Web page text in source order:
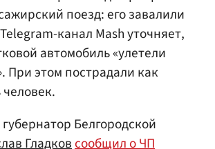
поезд: его завалили
канал Mash уточняет,
автомобиль «улетели
При этом пострадали как
Белгородской
Гладковсообщил о ЧП